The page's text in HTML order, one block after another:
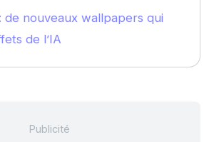
de nouveaux wallpapers qui
de l’IA